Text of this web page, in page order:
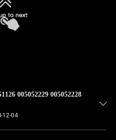
005052229 005052228
12-04